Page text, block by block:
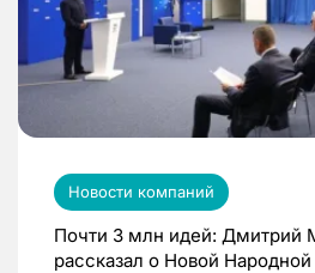
Новости компаний
Почти 3 млн идей: Дмитрий
рассказал о Новой